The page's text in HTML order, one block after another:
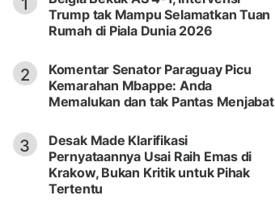
Trump tak Mampu Selamatkan Tuan
Rumah di Piala Dunia 2026
2
Komentar Senator Paraguay Picu
Kemarahan Mbappe: Anda
Memalukan dan tak Pantas Menjabat
3
Desak Made Klarifikasi
Pernyataannya Usai Raih Emas di
Krakow, Bukan Kritik untuk Pihak
Tertentu